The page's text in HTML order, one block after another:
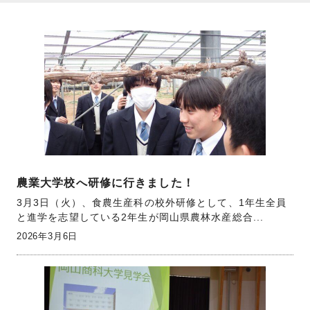
農業大学校へ研修に行きました！
3月3日（火）、食農生産科の校外研修として、1年生全員
と進学を志望している2年生が岡山県農林水産総合...
2026年3月6日